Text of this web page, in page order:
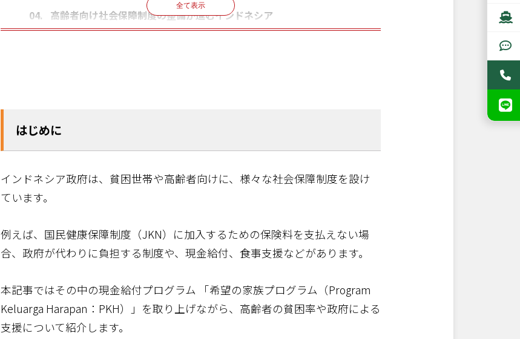
全て表示
高齢者向け社会保障制度の整備が進むインドネシア
はじめに
インドネシア政府は、貧困世帯や高齢者向けに、様々な社会保障制度を設け
ています。
例えば、国民健康保障制度（JKN）に加入するための保険料を支払えない場
合、政府が代わりに負担する制度や、現金給付、食事支援などがあります。
本記事ではその中の現金給付プログラム 「希望の家族プログラム（Program
Keluarga Harapan：PKH）」を取り上げながら、高齢者の貧困率や政府による
支援について紹介します。